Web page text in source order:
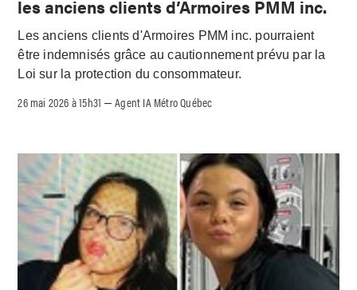
les anciens clients d’Armoires PMM inc.
Les anciens clients d'Armoires PMM inc. pourraient
être indemnisés grâce au cautionnement prévu par la
Loi sur la protection du consommateur.
26 mai 2026 à 15h31 –Agent IA Métro Québec